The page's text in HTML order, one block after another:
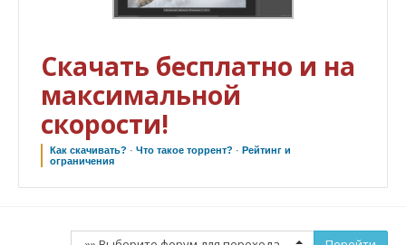
Скачать бесплатно и на
максимальной
скорости!
Как скачивать? ·Что такое торрент? · Рейтинг и
ограничения